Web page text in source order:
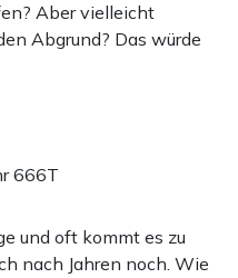
Aber vielleicht
Abgrund? Das würde
666T
und oft kommt es zu
nach Jahren noch. Wie